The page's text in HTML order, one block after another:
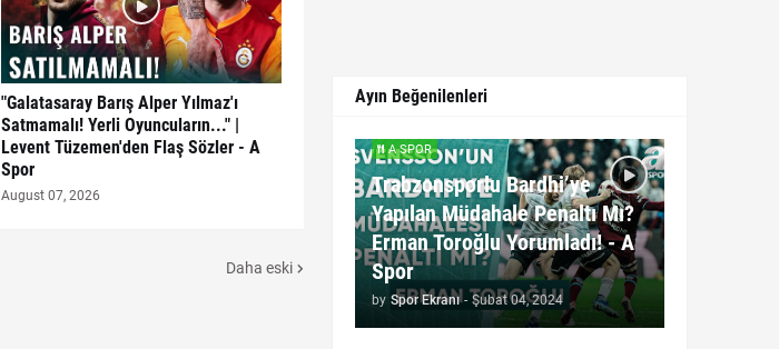
"Galatasaray Barış Alper Yılmaz'ı
Satmamalı! Yerli Oyuncuların..." |
Levent Tüzemen'den Flaş Sözler - A
Spor
August 07, 2026
Daha eski
Ayın Beğenilenleri
A SPOR
Trabzonsporlu Bardhi’ye
Yapılan Müdahale Penaltı Mı?
Erman Toroğlu Yorumladı! - A
Spor
by Spor Ekranı - Şubat 04, 2024